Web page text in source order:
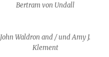
Bertram von Undall
John Waldron and / und Amy J.
Klement